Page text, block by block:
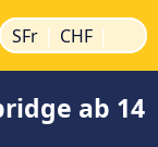
SFr | CHF |
ab 14